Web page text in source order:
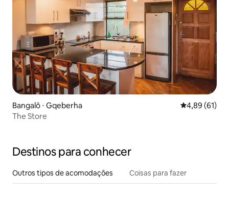
Bangalô ⋅ Gqeberha 4,89 de uma
4,89 (61)
The Store
Destinos para conhecer
Outros tipos de acomodações Coisas para fazer